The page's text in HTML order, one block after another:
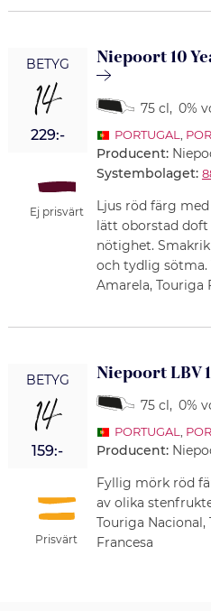
BETYG
14
229:-
Ej prisvärt
Niepoort 10
75 cl, 0%
PORTUGAL
Producent:
Systembolaget:
Ljus röd färg
lätt oborstad
nötighet.
och tydlig sötma.
Amarela, Touriga
BETYG
14
159:-
Prisvärt
Niepoort LBV
75 cl, 0%
PORTUGAL
Producent:
Fyllig mörk röd
av olika
Touriga Nacional,
Francesa